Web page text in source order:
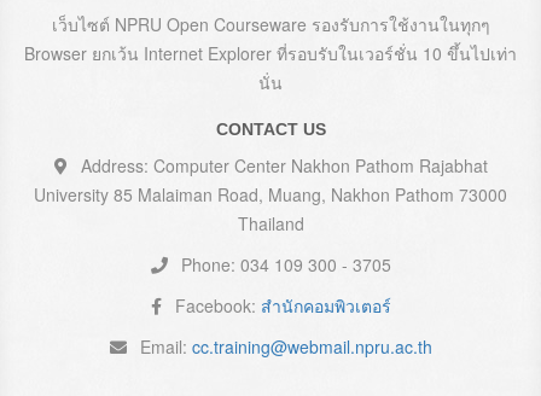
เว็บไซต์ NPRU Open Courseware รองรับการใช้งานในทุกๆ
Browser ยกเว้น Internet Explorer ที่รอบรับในเวอร์ชั่น 10 ขึ้นไปเท่า
นั่น
CONTACT US
Address: Computer Center Nakhon Pathom Rajabhat
University 85 Malaiman Road, Muang, Nakhon Pathom 73000
Thailand
Phone: 034 109 300 - 3705
Facebook: สำนักคอมพิวเตอร์
Email: cc.training@webmail.npru.ac.th